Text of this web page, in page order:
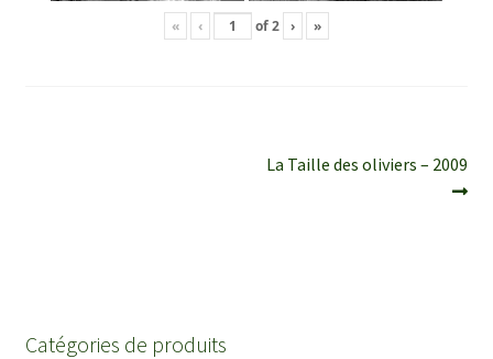
« ‹ of2 › »
Article
La Taille des oliviers – 2009
Catégories de produits